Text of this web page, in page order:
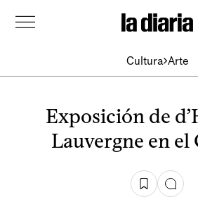
Cultura Arte
Exposición de
Lauvergne en el